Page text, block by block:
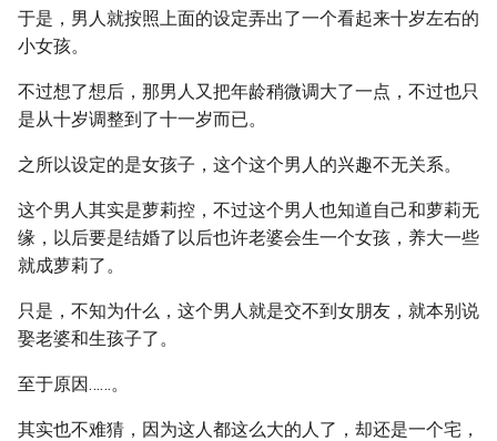
于是，男人就按照上面的设定弄出了一个看起来十岁左右的
小女孩。
不过想了想后，那男人又把年龄稍微调大了一点，不过也只
是从十岁调整到了十一岁而已。
之所以设定的是女孩子，这个这个男人的兴趣不无关系。
这个男人其实是萝莉控，不过这个男人也知道自己和萝莉无
缘，以后要是结婚了以后也许老婆会生一个女孩，养大一些
就成萝莉了。
只是，不知为什么，这个男人就是交不到女朋友，就本别说
娶老婆和生孩子了。
至于原因……。
其实也不难猜，因为这人都这么大的人了，却还是一个宅，